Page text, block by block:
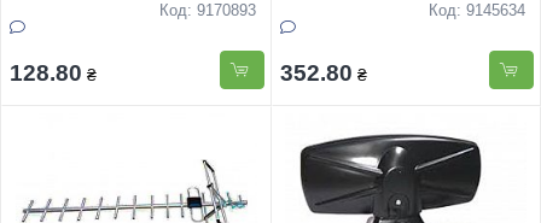
Код: 9170893
128.80 ₴
Код: 9145634
352.80 ₴